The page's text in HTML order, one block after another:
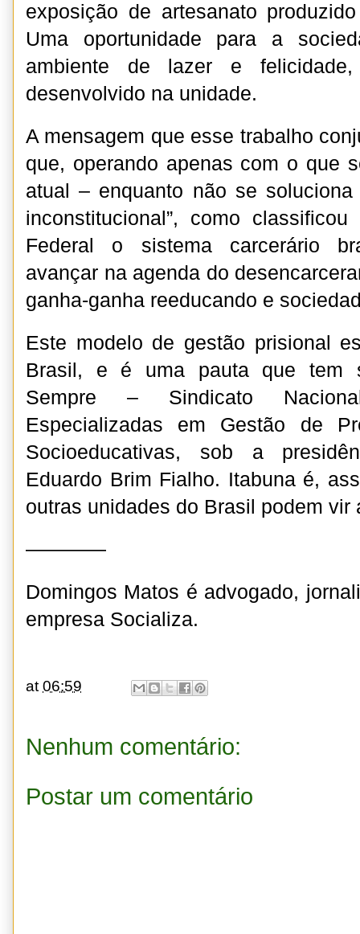
exposição de artesanato
Uma oportunidade para a
ambiente de lazer e
desenvolvido na unidade.
A mensagem que esse trabalho
que, operando apenas com o que
atual – enquanto não se
inconstitucional”, como
Federal o sistema carcerário
avançar na agenda do
ganha-ganha reeducando e
Este modelo de gestão prisional
Brasil, e é uma pauta que tem
Sempre – Sindicato
Especializadas em Gestão de
Socioeducativas, sob a
Eduardo Brim Fialho. Itabuna é,
outras unidades do Brasil podem vir
————
Domingos Matos é advogado,
empresa Socializa.
at06:59
Nenhum comentário:
Postar um comentário